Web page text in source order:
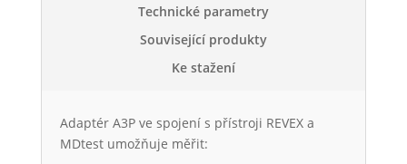
Technické parametry
Související produkty
Ke stažení
Adaptér A3P ve spojení s přístroji REVEX a
MDtest umožňuje měřit: